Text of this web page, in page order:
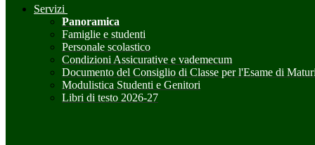
Servizi
Panoramica
Famiglie e studenti
Personale scolastico
Condizioni Assicurative e vademecum
Documento del Consiglio di Classe per l'Esame di
Modulistica Studenti e Genitori
Libri di testo 2026-27